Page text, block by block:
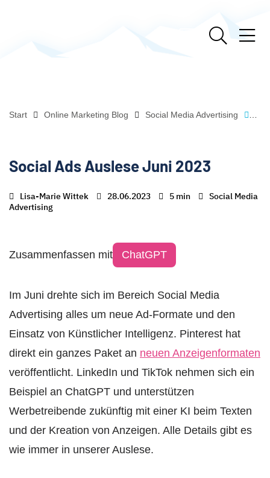
Start Online Marketing Blog Social Media Advertising
Social Ads Auslese Juni 2023
Lisa-Marie Wittek 28.06.2023 5 min
Social Media
Advertising
Zusammenfassen mit ChatGPT
Im Juni drehte sich im Bereich Social Media
Advertising alles um neue Ad-Formate und den
Einsatz von Künstlicher Intelligenz. Pinterest hat
direkt ein ganzes Paket an neuen Anzeigenformaten
veröffentlicht. LinkedIn und TikTok nehmen sich ein
Beispiel an ChatGPT und unterstützen
Werbetreibende zukünftig mit einer KI beim Texten
und der Kreation von Anzeigen. Alle Details gibt es
wie immer in unserer Auslese.